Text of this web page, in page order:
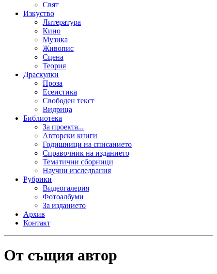
Свят
Изкуство
Литература
Кино
Музика
Живопис
Сцена
Теория
Драскулки
Проза
Есеистика
Свободен текст
Видрица
Библиотека
За проекта...
Авторски книги
Годишници на списанието
Справочник на изданието
Тематични сборници
Научни изследвания
Рубрики
Видеогалерия
Фотоалбуми
За изданието
Архив
Контакт
От същия автор